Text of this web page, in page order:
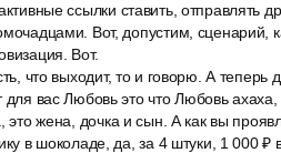
ссылки ставить,
Вот, допустим, сценарий,
Вот.
что выходит, то и говорю. А
вас Любовь это что Любовь
это жена, дочка и сын. А как вы
в шоколаде, да, за 4 штуки, 1 000